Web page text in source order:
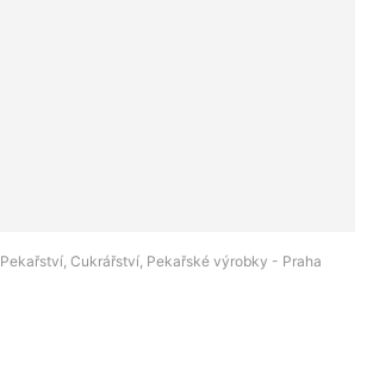
Pekařství, Cukrářství, Pekařské výrobky - Praha